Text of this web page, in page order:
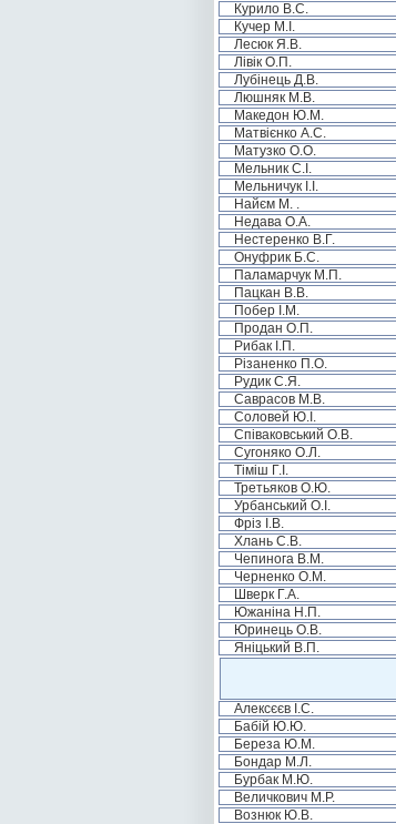
Курило В.С.
Кучер М.І.
Лесюк Я.В.
Лівік О.П.
Лубінець Д.В.
Люшняк М.В.
Македон Ю.М.
Матвієнко А.С.
Матузко О.О.
Мельник С.І.
Мельничук І.І.
Найєм М. .
Недава О.А.
Нестеренко В.Г.
Онуфрик Б.С.
Паламарчук М.П.
Пацкан В.В.
Побер І.М.
Продан О.П.
Рибак І.П.
Різаненко П.О.
Рудик С.Я.
Саврасов М.В.
Соловей Ю.І.
Співаковський О.В.
Сугоняко О.Л.
Тіміш Г.І.
Третьяков О.Ю.
Урбанський О.І.
Фріз І.В.
Хлань С.В.
Чепинога В.М.
Черненко О.М.
Шверк Г.А.
Южаніна Н.П.
Юринець О.В.
Яніцький В.П.
Алексєєв І.С.
Бабій Ю.Ю.
Береза Ю.М.
Бондар М.Л.
Бурбак М.Ю.
Величкович М.Р.
Вознюк Ю.В.